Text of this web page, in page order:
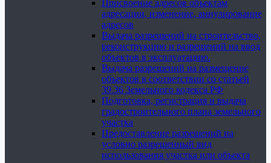
Присвоение адресов объектам
адресации, изменение, аннулирование
адресов
Выдача разрешений на строительство,
реконструкцию и разрешений на ввод
объектов в эксплуатацию.
Выдача разрешений на размещение
объектов в соответствии со статьей
39.36 Земельного кодекса РФ
Подготовка, регистрация и выдача
градостроительного плана земельного
участка
Предоставление разрешений на
условно разрешенный вид
использования участка или объекта